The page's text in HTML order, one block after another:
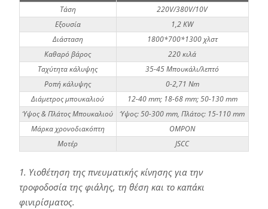
Τάση
220V/380V/10V
Εξουσία
1,2 KW
Διάσταση
1800*700*1300 χλστ
Καθαρό βάρος
220 κιλά
Ταχύτητα κάλυψης
35-45 Μπουκάλι/λεπτό
Ροπή κάλυψης
0-2,71 Nm
Διάμετρος μπουκαλιού
12-40 mm; 18-68 mm; 50-130 mm
Ύψος & Πλάτος Μπουκαλιού
Ύψος: 50-300 mm, Πλάτος: 15-110 mm
Μάρκα χρονοδιακόπτη
ΟΜΡΟΝ
Μοτέρ
JSCC
1. Υιοθέτηση της πνευματικής κίνησης για την
τροφοδοσία της φιάλης, τη θέση και το καπάκι
φινιρίσματος.